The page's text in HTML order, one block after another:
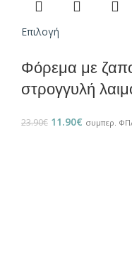
Επιλογή
Φόρεμα με
στρογγυλή
23.90€ 11.90€ συμπερ.